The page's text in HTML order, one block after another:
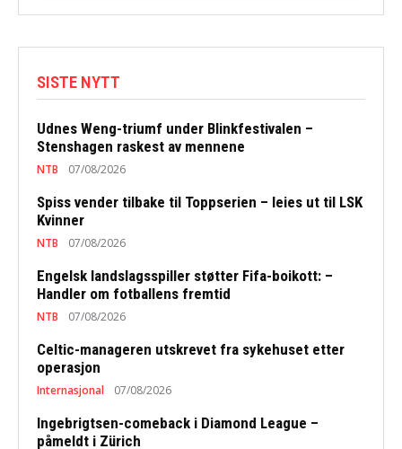
SISTE NYTT
Udnes Weng-triumf under Blinkfestivalen –
Stenshagen raskest av mennene
NTB 07/08/2026
Spiss vender tilbake til Toppserien – leies ut til LSK
Kvinner
NTB 07/08/2026
Engelsk landslagsspiller støtter Fifa-boikott: –
Handler om fotballens fremtid
NTB 07/08/2026
Celtic-manageren utskrevet fra sykehuset etter
operasjon
Internasjonal 07/08/2026
Ingebrigtsen-comeback i Diamond League –
påmeldt i Zürich